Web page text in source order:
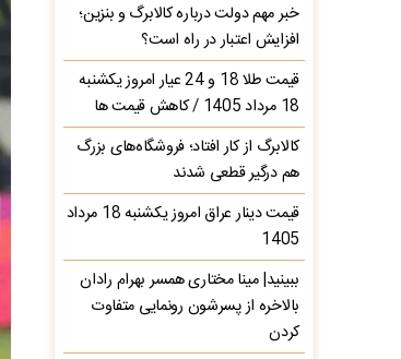
خبر مهم دولت درباره کالابرگ و بنزین؛
افزایش اعتبار در راه است؟
قیمت طلا 18 و 24 عیار امروز یکشنبه
18 مرداد 1405 / کاهش قیمت ها
کالابرگ از کار افتاد؛ فروشگاه‌های بزرگ
هم درگیر قطعی شدند
قیمت دینار عراق امروز یکشنبه 18 مرداد
1405
ببینید| مینا مختاری همسر بهرام رادان
بالاخره از پسرشون رونمایی متفاوت
کردن